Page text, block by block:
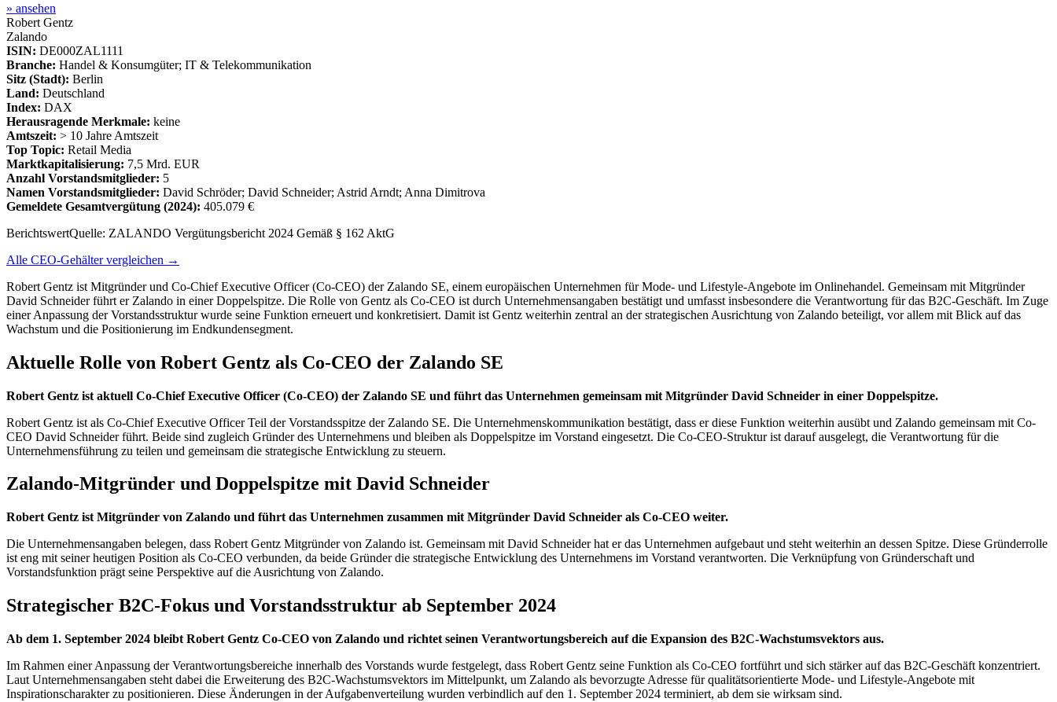
» ansehen
Robert Gentz
Zalando
ISIN: DE000ZAL1111
Branche: Handel & Konsumgüter; IT & Telekommunikation
Sitz (Stadt): Berlin
Land: Deutschland
Index: DAX
Herausragende Merkmale: keine
Amtszeit: > 10 Jahre Amtszeit
Top Topic: Retail Media
Marktkapitalisierung: 7,5 Mrd. EUR
Anzahl Vorstandsmitglieder: 5
Namen Vorstandsmitglieder: David Schröder; David Schneider; Astrid Arndt; Anna Dimitrova
Gemeldete Gesamtvergütung (2024): 405.079 €
BerichtswertQuelle: ZALANDO Vergütungsbericht 2024 Gemäß § 162 AktG
Alle CEO-Gehälter vergleichen →
Robert Gentz ist Mitgründer und Co-Chief Executive Officer (Co-CEO) der Zalando SE, einem europäischen Unternehmen für Mode- und Lifestyle-Angebote im Onlinehandel. Gemeinsam mit Mitgründer
David Schneider führt er Zalando in einer Doppelspitze. Die Rolle von Gentz als Co-CEO ist durch Unternehmensangaben bestätigt und umfasst insbesondere die Verantwortung für das B2C-Geschäft. Im Zuge
einer Anpassung der Vorstandsstruktur wurde seine Funktion erneuert und konkretisiert. Damit ist Gentz weiterhin zentral an der strategischen Ausrichtung von Zalando beteiligt, vor allem mit Blick auf das
Wachstum und die Positionierung im Endkundensegment.
Aktuelle Rolle von Robert Gentz als Co-CEO der Zalando SE
Robert Gentz ist aktuell Co-Chief Executive Officer (Co-CEO) der Zalando SE und führt das Unternehmen gemeinsam mit Mitgründer David Schneider in einer Doppelspitze.
Robert Gentz ist als Co-Chief Executive Officer Teil der Vorstandsspitze der Zalando SE. Die Unternehmenskommunikation bestätigt, dass er diese Funktion weiterhin ausübt und Zalando gemeinsam mit Co-
CEO David Schneider führt. Beide sind zugleich Gründer des Unternehmens und bleiben als Doppelspitze im Vorstand eingesetzt. Die Co-CEO-Struktur ist darauf ausgelegt, die Verantwortung für die
Unternehmensführung zu teilen und gemeinsam die strategische Entwicklung zu steuern.
Zalando-Mitgründer und Doppelspitze mit David Schneider
Robert Gentz ist Mitgründer von Zalando und führt das Unternehmen zusammen mit Mitgründer David Schneider als Co-CEO weiter.
Die Unternehmensangaben belegen, dass Robert Gentz Mitgründer von Zalando ist. Gemeinsam mit David Schneider hat er das Unternehmen aufgebaut und steht weiterhin an dessen Spitze. Diese Gründerrolle
ist eng mit seiner heutigen Position als Co-CEO verbunden, da beide Gründer die strategische Entwicklung des Unternehmens im Vorstand verantworten. Die Verknüpfung von Gründerschaft und
Vorstandsfunktion prägt seine Perspektive auf die Ausrichtung von Zalando.
Strategischer B2C-Fokus und Vorstandsstruktur ab September 2024
Ab dem 1. September 2024 bleibt Robert Gentz Co-CEO von Zalando und richtet seinen Verantwortungsbereich auf die Expansion des B2C-Wachstumsvektors aus.
Im Rahmen einer Anpassung der Verantwortungsbereiche innerhalb des Vorstands wurde festgelegt, dass Robert Gentz seine Funktion als Co-CEO fortführt und sich stärker auf das B2C-Geschäft konzentriert.
Laut Unternehmensangaben steht dabei die Erweiterung des B2C-Wachstumsvektors im Mittelpunkt, um Zalando als bevorzugte Adresse für qualitätsorientierte Mode- und Lifestyle-Angebote mit
Inspirationscharakter zu positionieren. Diese Änderungen in der Aufgabenverteilung wurden verbindlich auf den 1. September 2024 terminiert, ab dem sie wirksam sind.